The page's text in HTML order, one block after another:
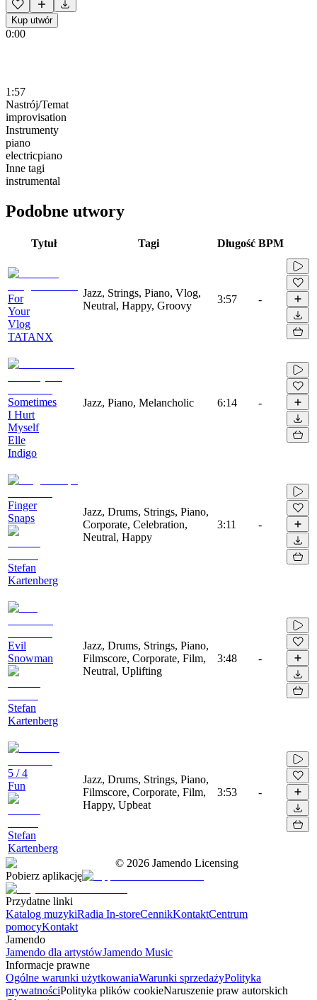
Kup utwór
0:00
1:57
Nastrój/Temat
improvisation
Instrumenty
piano
electricpiano
Inne tagi
instrumental
Podobne utwory
Tytuł Tagi Długość BPM
For
Your
Vlog
TATANX
Jazz, Strings, Piano, Vlog,
Neutral, Happy, Groovy
3:57 -
Sometimes
I Hurt
Myself
Elle
Indigo
Jazz, Piano, Melancholic 6:14 -
Finger
Snaps
Stefan
Kartenberg
Jazz, Drums, Strings, Piano,
Corporate, Celebration,
Neutral, Happy
3:11 -
Evil
Snowman
Stefan
Kartenberg
Jazz, Drums, Strings, Piano,
Filmscore, Corporate, Film,
Neutral, Uplifting
3:48 -
5 / 4
Fun
Stefan
Kartenberg
Jazz, Drums, Strings, Piano,
Filmscore, Corporate, Film,
Happy, Upbeat
3:53 -
© 2026 Jamendo Licensing
Pobierz aplikację
Przydatne linki
Katalog muzykiRadia In-storeCennikKontaktCentrum
pomocyKontakt
Jamendo
Jamendo dla artystówJamendo Music
Informacje prawne
Ogólne warunki użytkowaniaWarunki sprzedażyPolityka
prywatnościPolityka plików cookieNaruszenie praw autorskich